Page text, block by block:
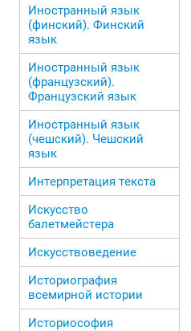
Иностранный язык
(финский). Финский
язык
Иностранный язык
(французский).
Французский язык
Иностранный язык
(чешский). Чешский
язык
Интерпретация текста
Искусство
балетмейстера
Искусствоведение
Историография
всемирной истории
Историософия